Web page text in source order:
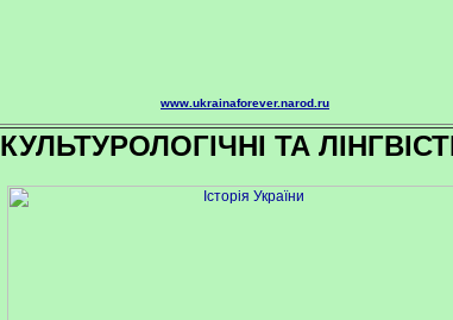
www.ukrainaforever.narod.ru
ТА